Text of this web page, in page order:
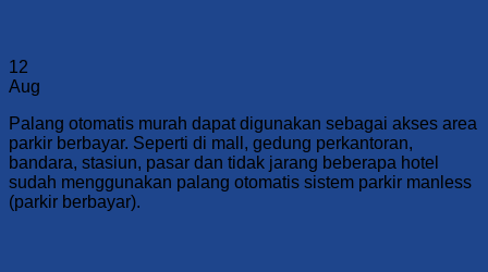
12
Aug
Palang otomatis murah dapat digunakan sebagai akses area
parkir berbayar. Seperti di mall, gedung perkantoran,
bandara, stasiun, pasar dan tidak jarang beberapa hotel
sudah menggunakan palang otomatis sistem parkir manless
(parkir berbayar).